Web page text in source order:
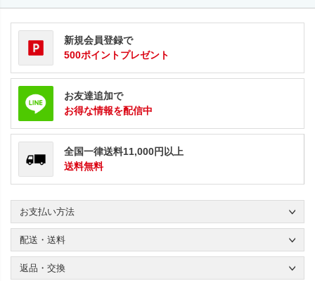
新規会員登録で
500ポイントプレゼント
お友達追加で
お得な情報を配信中
全国一律送料11,000円以上
送料無料
お支払い方法
配送・送料
返品・交換